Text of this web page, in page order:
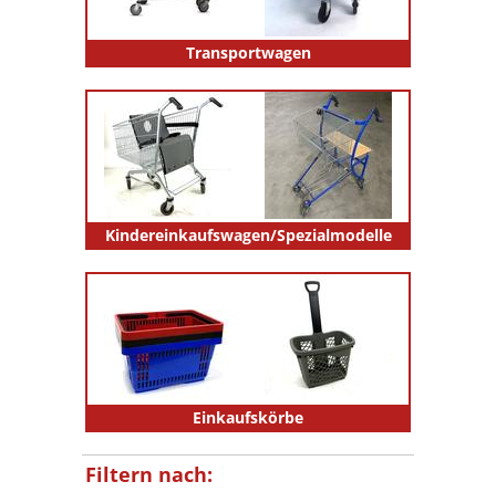
Transportwagen
Kindereinkaufswagen/Spezialmodelle
Einkaufskörbe
Filtern nach: